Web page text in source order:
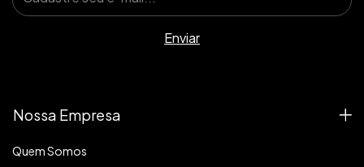
Nossa Empresa
Quem Somos